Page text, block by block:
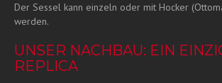
Der Sessel kann einzeln oder mit Hocker
werden.
UNSER NACHBAU: EIN
REPLICA